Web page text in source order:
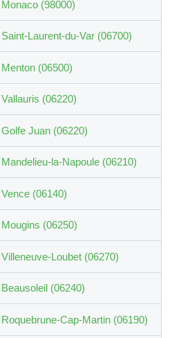
(98000)
Laurent-du-Var (06700)
(06500)
(06220)
Juan (06220)
la-Napoule (06210)
(06140)
(06250)
Loubet (06270)
(06240)
Cap-Martin (06190)